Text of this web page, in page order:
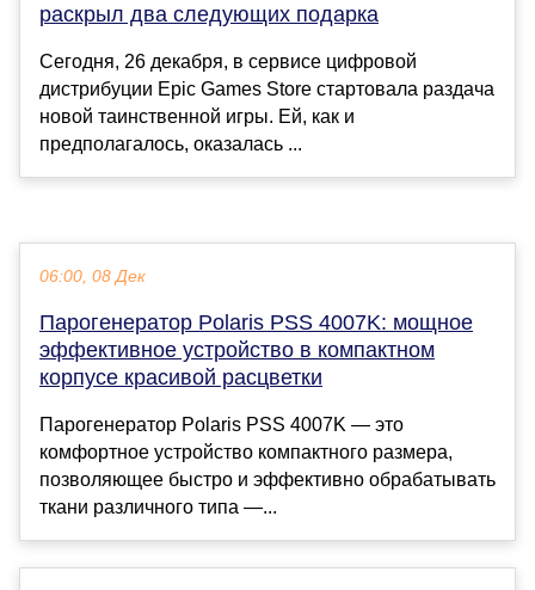
раскрыл два следующих подарка
Сегодня, 26 декабря, в сервисе цифровой
дистрибуции Epic Games Store стартовала раздача
новой таинственной игры. Ей, как и
предполагалось, оказалась ...
06:00, 08 Дек
Парогенератор Polaris PSS 4007K: мощное
эффективное устройство в компактном
корпусе красивой расцветки
Парогенератор Polaris PSS 4007K — это
комфортное устройство компактного размера,
позволяющее быстро и эффективно обрабатывать
ткани различного типа —...